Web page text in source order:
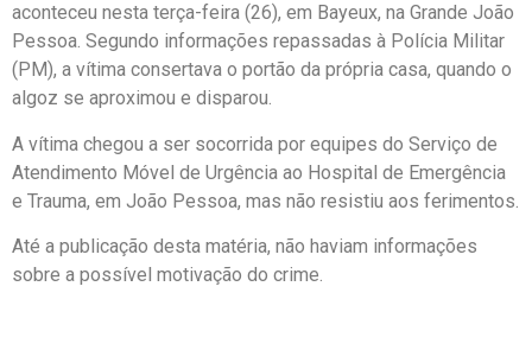
aconteceu nesta terça-feira (26), em Bayeux, na Grande João
Pessoa. Segundo informações repassadas à Polícia Militar
(PM), a vítima consertava o portão da própria casa, quando o
algoz se aproximou e disparou.
A vítima chegou a ser socorrida por equipes do Serviço de
Atendimento Móvel de Urgência ao Hospital de Emergência
e Trauma, em João Pessoa, mas não resistiu aos ferimentos.
Até a publicação desta matéria, não haviam informações
sobre a possível motivação do crime.